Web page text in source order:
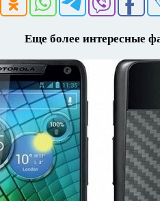
Еще более интересные